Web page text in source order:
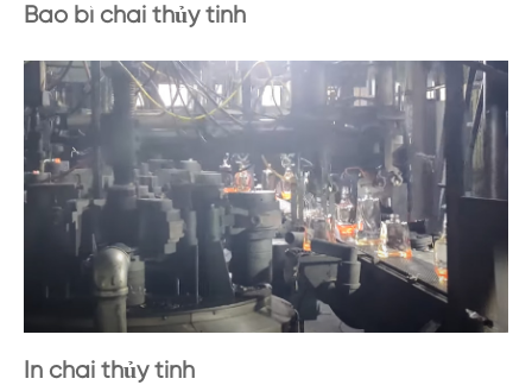
Bao bì chai thủy tinh
In chai thủy tinh